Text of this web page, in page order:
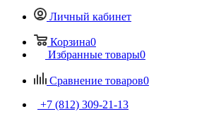
Личный кабинет
Корзина0
Избранные товары0
Сравнение товаров0
+7 (812) 309-21-13